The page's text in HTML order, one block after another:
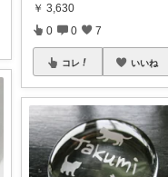
￥ 3,630
0 0 7
コレ いいね